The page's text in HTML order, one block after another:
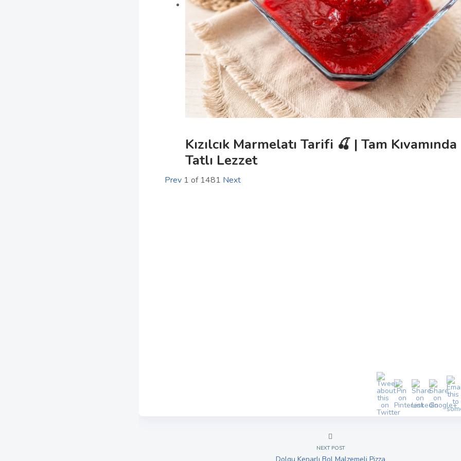
Kızılcık Marmelatı Tarifi 🍒 | Tam
Tatlı Lezzet
Prev 1 of 1481 Next
NEXT POST